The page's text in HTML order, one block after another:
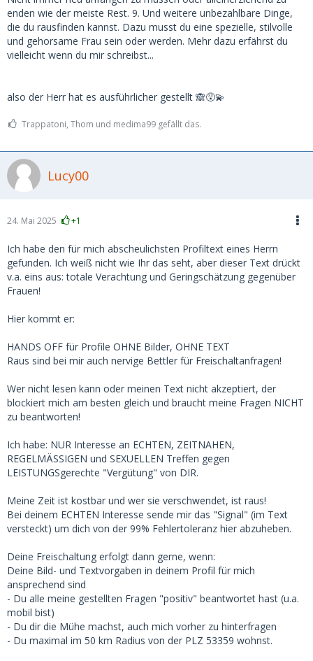
enden wie der meiste Rest. 9. Und weitere unbezahlbare Dinge,
die du rausfinden kannst. Dazu musst du eine spezielle, stilvolle
und gehorsame Frau sein oder werden. Mehr dazu erfährst du
vielleicht wenn du mir schreibst...
also der Herr hat es ausführlicher gestellt 🙈😵‍💫
Trappatoni, Thom und medima99 gefällt das.
Lucy00
24. Mai 2025 +1
Ich habe den für mich abscheulichsten Profiltext eines Herrn
gefunden. Ich weiß nicht wie Ihr das seht, aber dieser Text drückt
v.a. eins aus: totale Verachtung und Geringschätzung gegenüber
Frauen!
Hier kommt er:
HANDS OFF für Profile OHNE Bilder, OHNE TEXT
Raus sind bei mir auch nervige Bettler für Freischaltanfragen!
Wer nicht lesen kann oder meinen Text nicht akzeptiert, der
blockiert mich am besten gleich und braucht meine Fragen NICHT
zu beantworten!
Ich habe: NUR Interesse an ECHTEN, ZEITNAHEN,
REGELMÄSSIGEN und SEXUELLEN Treffen gegen
LEISTUNGSgerechte "Vergütung" von DIR.
Meine Zeit ist kostbar und wer sie verschwendet, ist raus!
Bei deinem ECHTEN Interesse sende mir das "Signal" (im Text
versteckt) um dich von der 99% Fehlertoleranz hier abzuheben.
Deine Freischaltung erfolgt dann gerne, wenn:
Deine Bild- und Textvorgaben in deinem Profil für mich
ansprechend sind
- Du alle meine gestellten Fragen "positiv" beantwortet hast (u.a.
mobil bist)
- Du dir die Mühe machst, auch mich vorher zu hinterfragen
- Du maximal im 50 km Radius von der PLZ 53359 wohnst.